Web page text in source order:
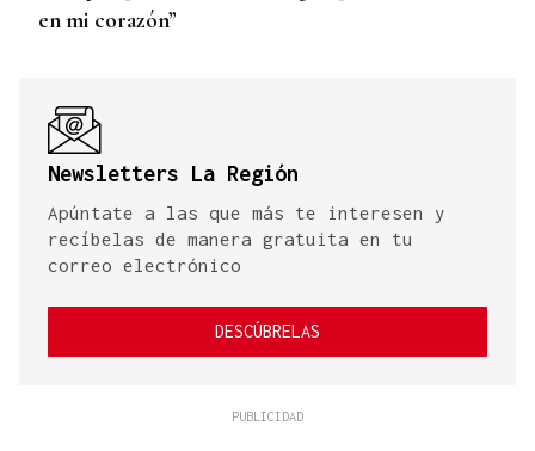
en mi corazón”
Newsletters La Región
Apúntate a las que más te interesen y
recíbelas de manera gratuita en tu
correo electrónico
DESCÚBRELAS